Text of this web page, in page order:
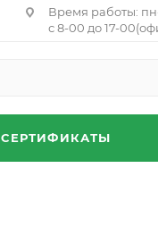
Время работы:
с 8-00 до 17-
СЕРТИФИКАТЫ